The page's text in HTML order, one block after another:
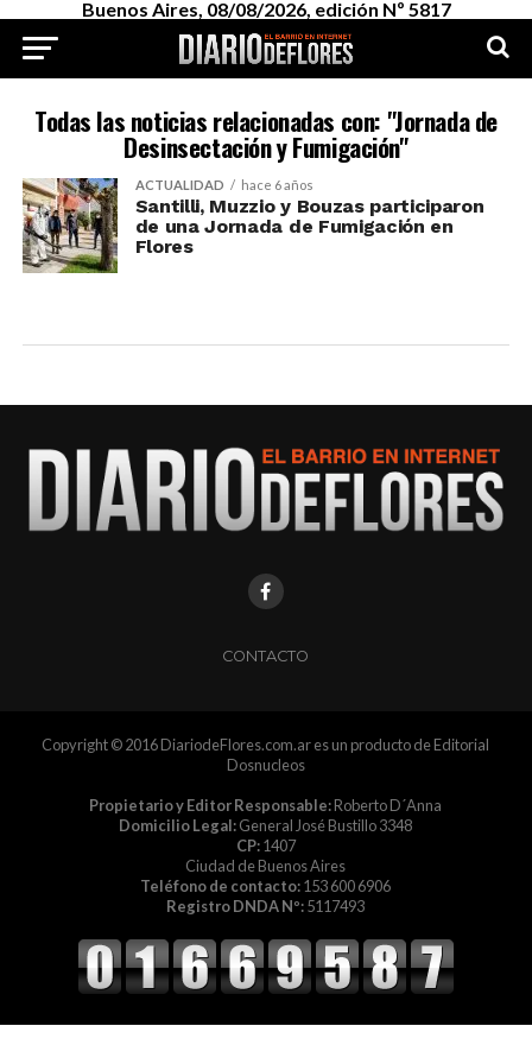
Buenos Aires, 08/08/2026, edición Nº 5817
Todas las noticias relacionadas con: "Jornada de
Desinsectación y Fumigación"
ACTUALIDAD hace 6 años
Santilli, Muzzio y Bouzas participaron
de una Jornada de Fumigación en
Flores
CONTACTO
Copyright © 2016 DiariodeFlores.com.ar es un producto de Editorial
Dosnucleos
Propietario y Editor Responsable:Roberto D´Anna
Domicilio Legal:General José Bustillo 3348
CP:1407
Ciudad de Buenos Aires
Teléfono de contacto:153 600 6906
Registro DNDA Nº:5117493